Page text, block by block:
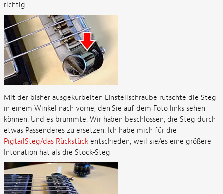
richtig.
Mit der bisher ausgekurbelten Einstellschraube rutschte die Steg
in einem Winkel nach vorne, den Sie auf dem Foto links sehen
können. Und es brummte. Wir haben beschlossen, die Steg durch
etwas Passenderes zu ersetzen. Ich habe mich für die
PigtailSteg/das Rückstückentschieden, weil sie/es eine größere
Intonation hat als die Stock-Steg.